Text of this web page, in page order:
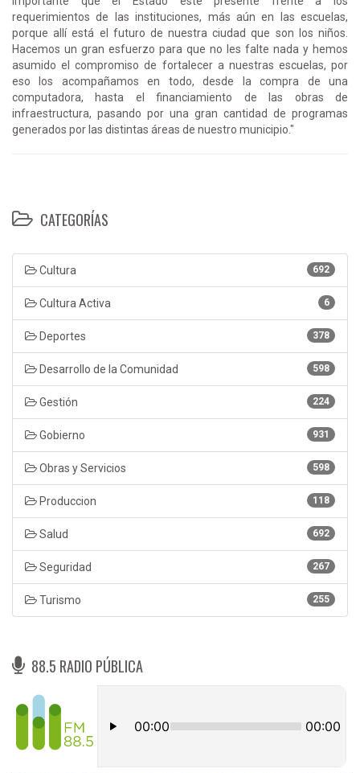
requerimientos de las instituciones, más aún en las escuelas,
porque allí está el futuro de nuestra ciudad que son los niños.
Hacemos un gran esfuerzo para que no les falte nada y hemos
asumido el compromiso de fortalecer a nuestras escuelas, por
eso los acompañamos en todo, desde la compra de una
computadora, hasta el financiamiento de las obras de
infraestructura, pasando por una gran cantidad de programas
generados por las distintas áreas de nuestro municipio."
CATEGORÍAS
692
Cultura
6
Cultura Activa
378
Deportes
598
Desarrollo de la Comunidad
224
Gestión
931
Gobierno
598
Obras y Servicios
118
Produccion
692
Salud
267
Seguridad
255
Turismo
88.5 RADIO PÚBLICA